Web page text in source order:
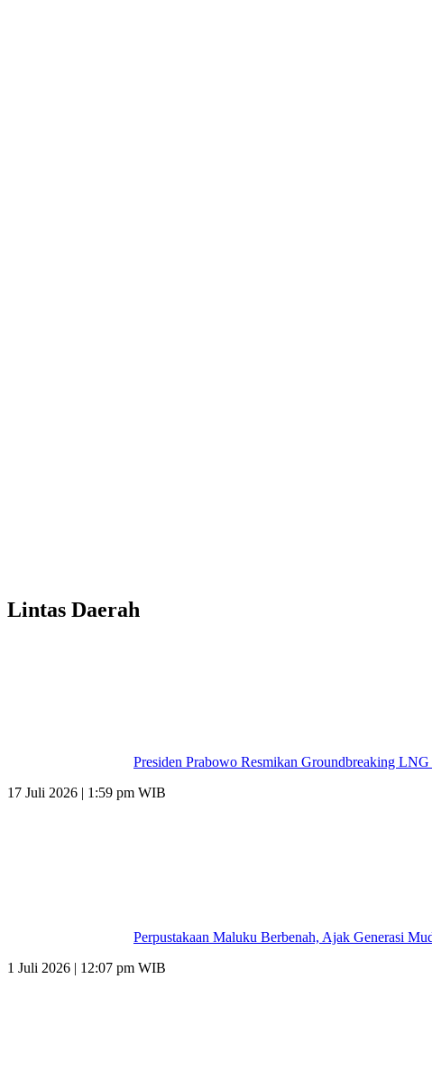
Lintas Daerah
Presiden Prabowo Resmikan Groundbreaking
17 Juli 2026 | 1:59 pm WIB
Perpustakaan Maluku Berbenah, Ajak Generasi
1 Juli 2026 | 12:07 pm WIB